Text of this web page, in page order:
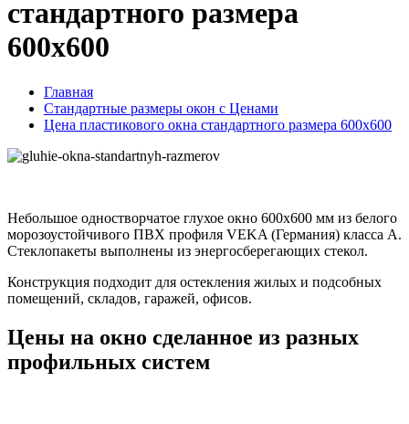
стандартного размера
600х600
Главная
Стандартные размеры окон с Ценами
Цена пластикового окна стандартного размера 600х600
Небольшое одностворчатое глухое окно 600х600 мм из белого
морозоустойчивого ПВХ профиля VEKA (Германия) класса А.
Стеклопакеты выполнены из энергосберегающих стекол.
Конструкция подходит для остекления жилых и подсобных
помещений, складов, гаражей, офисов.
Цены на окно сделанное из разных
профильных систем